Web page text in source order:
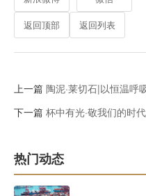
返回顶部
返回列表
上一篇 陶泥·莱切石|以恒温呼
下一篇 杯中有光·敬我们的时
热门动态